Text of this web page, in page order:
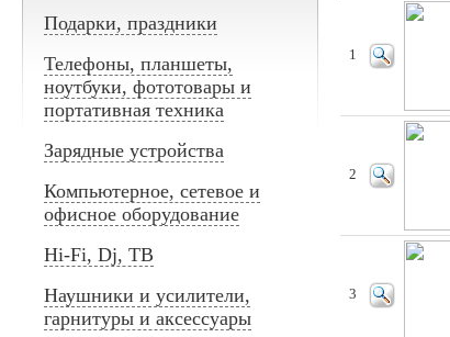
Подарки, праздники
Телефоны, планшеты,
ноутбуки, фототовары и
портативная техника
Зарядные устройства
Компьютерное, сетевое и
офисное оборудование
Hi-Fi, Dj, ТВ
Наушники и усилители,
гарнитуры и аксессуары
1
2
3